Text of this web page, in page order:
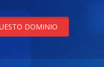
DOMINIO